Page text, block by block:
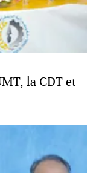
la CDT et